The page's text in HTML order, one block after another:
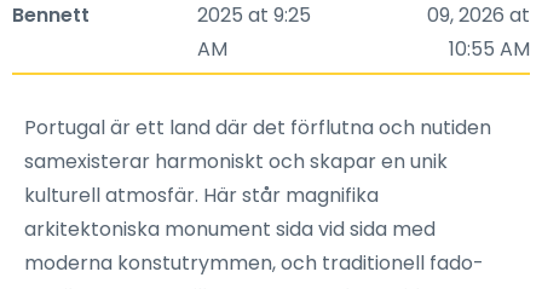
Bennett
2025 at 9:25
AM
09, 2026 at
10:55 AM
Portugal är ett land där det förflutna och nutiden
samexisterar harmoniskt och skapar en unik
kulturell atmosfär. Här står magnifika
arkitektoniska monument sida vid sida med
moderna konstutrymmen, och traditionell fado-